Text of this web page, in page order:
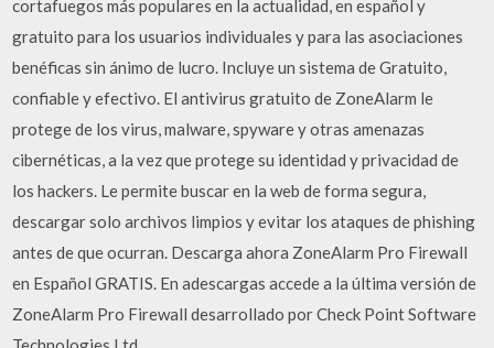
cortafuegos más populares en la actualidad, en español y
gratuito para los usuarios individuales y para las asociaciones
benéficas sin ánimo de lucro. Incluye un sistema de Gratuito,
confiable y efectivo. El antivirus gratuito de ZoneAlarm le
protege de los virus, malware, spyware y otras amenazas
cibernéticas, a la vez que protege su identidad y privacidad de
los hackers. Le permite buscar en la web de forma segura,
descargar solo archivos limpios y evitar los ataques de phishing
antes de que ocurran. Descarga ahora ZoneAlarm Pro Firewall
en Español GRATIS. En adescargas accede a la última versión de
ZoneAlarm Pro Firewall desarrollado por Check Point Software